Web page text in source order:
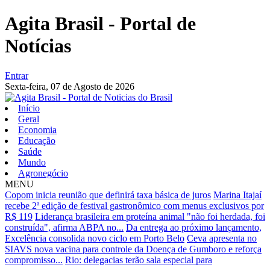
Agita Brasil - Portal de
Notícias
Entrar
Sexta-feira, 07 de Agosto de 2026
Início
Geral
Economia
Educação
Saúde
Mundo
Agronegócio
MENU
Copom inicia reunião que definirá taxa básica de juros Marina Itajaí
recebe 2ª edição de festival gastronômico com menus exclusivos por
R$ 119 Liderança brasileira em proteína animal "não foi herdada, foi
construída", afirma ABPA no... Da entrega ao próximo lançamento,
Excelência consolida novo ciclo em Porto Belo Ceva apresenta no
SIAVS nova vacina para controle da Doença de Gumboro e reforça
compromisso... Rio: delegacias terão sala especial para